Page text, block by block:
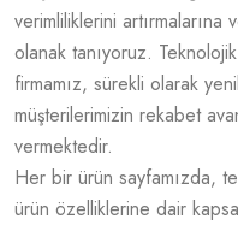
verimliliklerini
olanak tanıyoruz.
firmamız, sürekli olarak
müşterilerimizin rekabet
vermektedir.
Her bir ürün sayfamızda,
ürün özelliklerine dair